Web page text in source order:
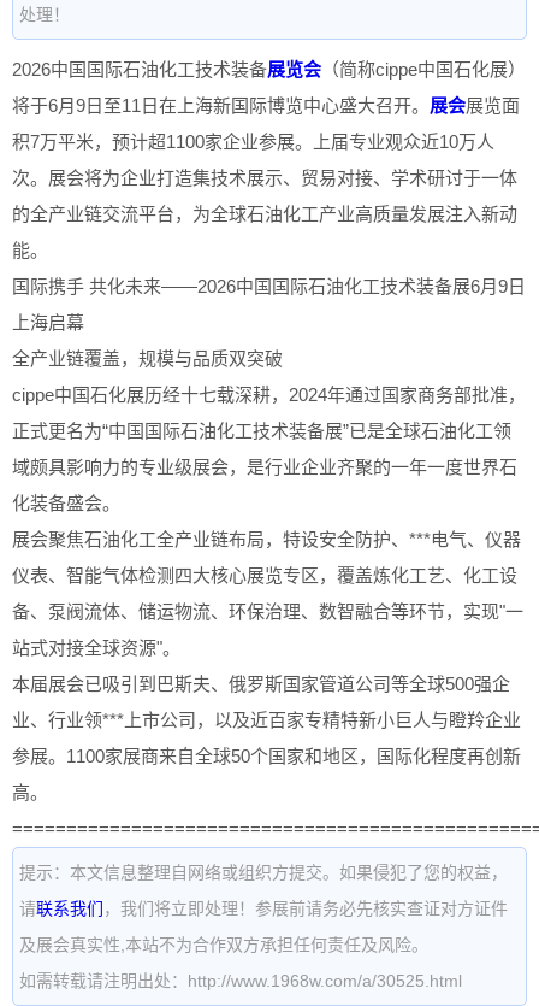
处理！
2026中国国际石油化工技术装备展览会 （简称cippe中国石化展）
将于6月9日至11日在上海新国际博览中心盛大召开。 展会展览面
积7万平米，预计超1100家企业参展。上届专业观众近10万人
次。展会将为企业打造集技术展示、贸易对接、学术研讨于一体
的全产业链交流平台，为全球石油化工产业高质量发展注入新动
能。
国际携手 共化未来——2026中国国际石油化工技术装备展6月9日
上海启幕
全产业链覆盖，规模与品质双突破
cippe中国石化展历经十七载深耕，2024年通过国家商务部批准，
正式更名为“中国国际石油化工技术装备展”已是全球石油化工领
域颇具影响力的专业级展会，是行业企业齐聚的一年一度世界石
化装备盛会。
展会聚焦石油化工全产业链布局，特设安全防护、***电气、仪器
仪表、智能气体检测四大核心展览专区，覆盖炼化工艺、化工设
备、泵阀流体、储运物流、环保治理、数智融合等环节，实现"一
站式对接全球资源"。
本届展会已吸引到巴斯夫、俄罗斯国家管道公司等全球500强企
业、行业领***上市公司，以及近百家专精特新小巨人与瞪羚企业
参展。1100家展商来自全球50个国家和地区，国际化程度再创新
高。
提示：本文信息整理自网络或组织方提交。如果侵犯了您的权益，
请联系我们 ，我们将立即处理！参展前请务必先核实查证对方证件
及展会真实性,本站不为合作双方承担任何责任及风险。
如需转载请注明出处：http://www.1968w.com/a/30525.html